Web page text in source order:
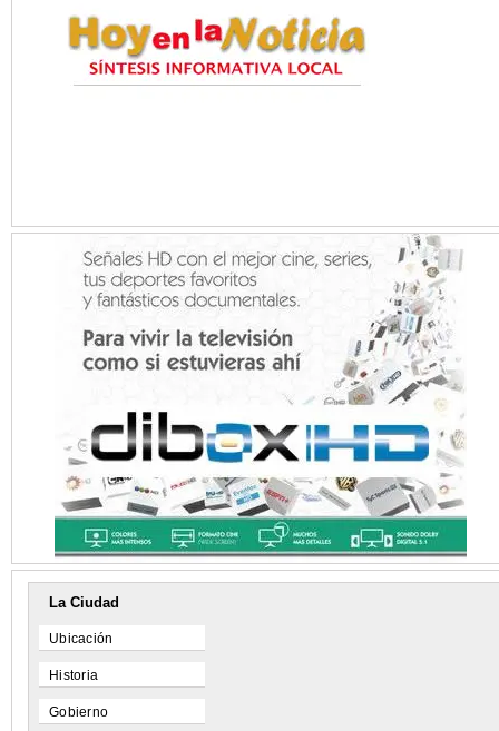
La Ciudad
Ubicación
Historia
Gobierno